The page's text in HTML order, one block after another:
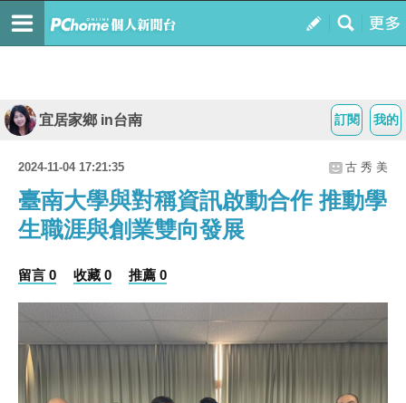
我的
訂閱
宜居家鄉 in台南
2024-11-04 17:21:35 古 秀 美
臺南大學與對稱資訊啟動合作 推動學
生職涯與創業雙向發展
留言 0 收藏 0 推薦 0